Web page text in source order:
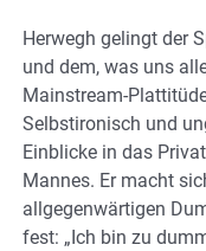
Herwegh gelingt der
und dem, was uns
Mainstream-
Selbstironisch und
Einblicke in das
Mannes. Er macht
allgegenwärtigen
fest: „Ich bin zu